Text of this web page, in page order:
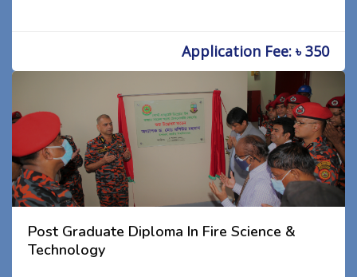
Application Fee: ৳ 350
Post Graduate Diploma In Fire Science &
Technology